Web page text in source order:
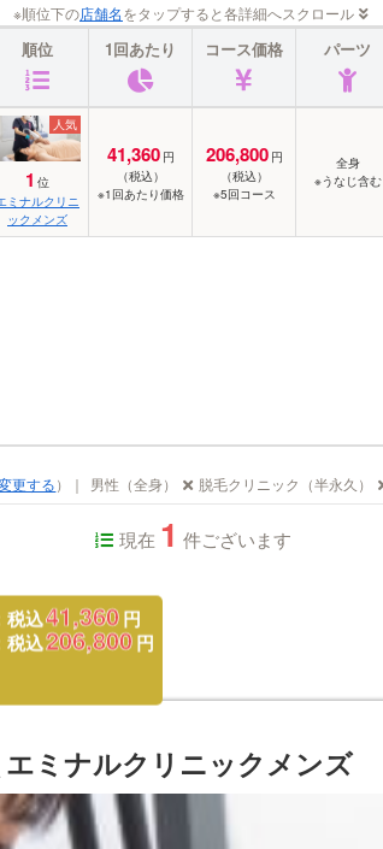
※順位下の店舗名をタップすると各詳細へスクロール
順位 1回あたり コース価格 パーツ
1 位
ミナルクリニ
ックメンズ
41,360 円
（税込）
※1回あたり価格
206,800 円
（税込）
※5回コース
全身
※うなじ含む
更する）｜ 男性（全身） 脱毛クリニック（半永久）
現在 1 件ございます
税込41,360円
税込206,800円
エミナルクリニックメンズ